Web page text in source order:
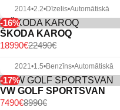
-Navigācija.
-Bluetooth savienojamība.
-Atpakaļskata kamera.
-Aizm. parkošanās sensori.
-Automātiskās tuvās gaismas.
-Lukturu mazgātāji.
-Miglas lukturi.
-Vieglmetāla diski.
-Sakabes āķis.
2014•2.2•Dīzelis•Automātiskā
-16%
ŠKODA KAROQ
22490€
18990€
2021•1.5•Benzīns•Automātiskā
-17%
VW GOLF SPORTSVAN
8990€
7490€